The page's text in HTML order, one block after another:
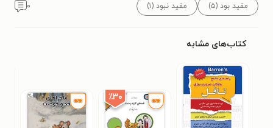
مفید بود (۵) مفید نبود (۱) ۰
کتاب‌های مشابه
٪۳۰